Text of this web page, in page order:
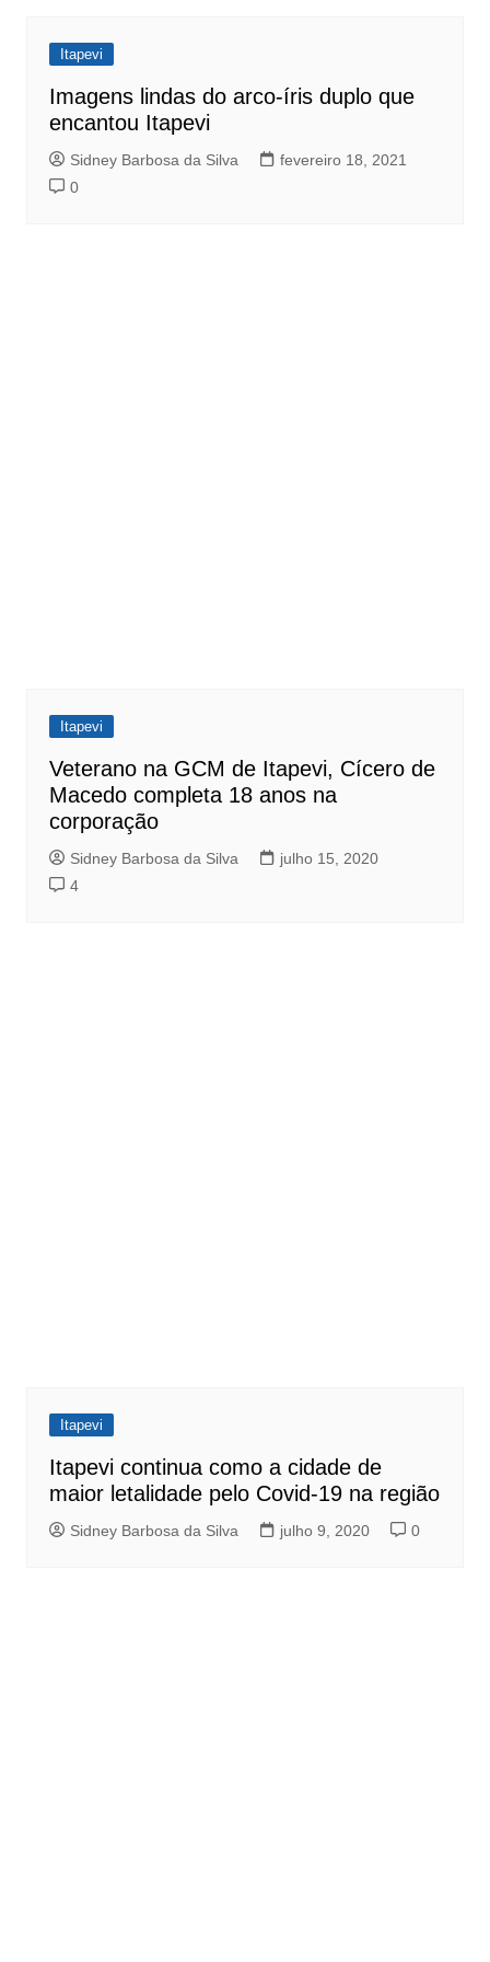
Itapevi
Imagens lindas do arco-íris duplo que
encantou Itapevi
Sidney Barbosa da Silva
fevereiro 18, 2021
0
Itapevi
Veterano na GCM de Itapevi, Cícero de
Macedo completa 18 anos na
corporação
Sidney Barbosa da Silva
julho 15, 2020
4
Itapevi
Itapevi continua como a cidade de
maior letalidade pelo Covid-19 na região
Sidney Barbosa da Silva julho 9, 2020 0